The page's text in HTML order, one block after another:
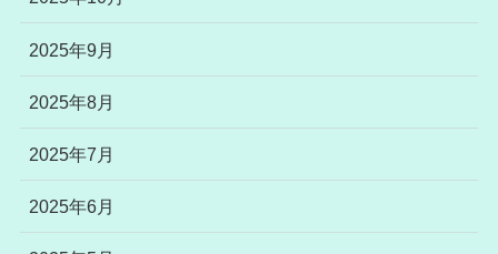
2025年9月
2025年8月
2025年7月
2025年6月